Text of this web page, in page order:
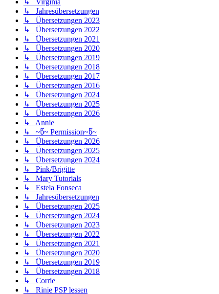
↳ Jahresübersetzungen
↳ Übersetzungen 2023
↳ Übersetzungen 2022
↳ Übersetzungen 2021
↳ Übersetzungen 2020
↳ Übersetzungen 2019
↳ Übersetzungen 2018
↳ Übersetzungen 2017
↳ Übersetzungen 2016
↳ Übersetzungen 2024
↳ Übersetzungen 2025
↳ Übersetzungen 2026
↳ Annie
↳ ~წ~ Permission~წ~
↳ Übersetzungen 2026
↳ Übersetzungen 2025
↳ Übersetzungen 2024
↳ Pink/Brigitte
↳ Mary Tutorials
↳ Estela Fonseca
↳ Jahresübersetzungen
↳ Übersetzungen 2025
↳ Übersetzungen 2024
↳ Übersetzungen 2023
↳ Übersetzungen 2022
↳ Übersetzungen 2021
↳ Übersetzungen 2020
↳ Übersetzungen 2019
↳ Übersetzungen 2018
↳ Corrie
↳ Rinie PSP lessen